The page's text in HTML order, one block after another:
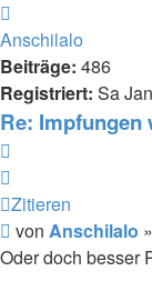
oben
Anschilalo
Beiträge: 486
Registriert: Sa
Re: Impfungen
Zitieren
Beitrag
von Anschilalo »
Oder doch besser